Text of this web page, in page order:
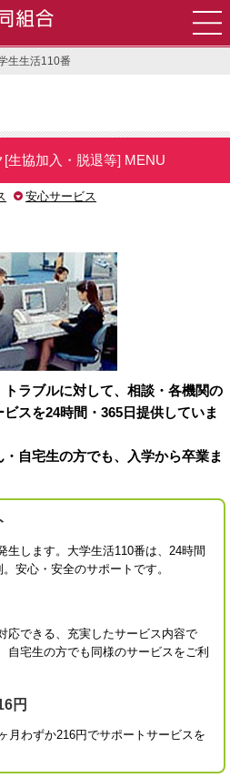
の他サービス
生生活110番
生協加入・脱退等] MENU
安心サービス
ラブルに対して、相談・各機関の
スを24時間・365日提供していま
自宅生の方でも、入学から卒業ま
生します。大学生活110番は、24時間
安心・安全のサポートです。
応できる、充実したサービス内容で
自宅生の方でも同様のサービスをご利
円
月わずか216円でサポートサービスを